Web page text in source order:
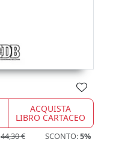
ACQUISTA
LIBRO CARTACEO
44,30 € SCONTO:5%